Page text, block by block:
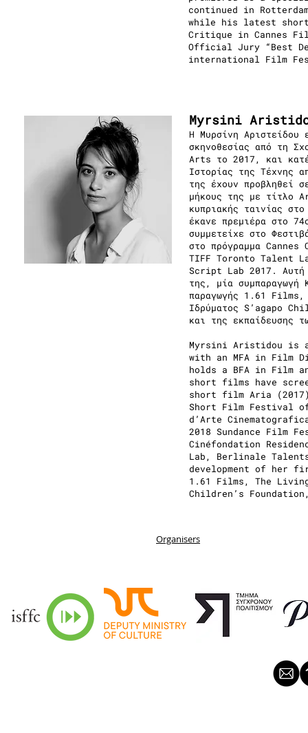
continued in
while his latest short
Critique in Cannes
Official Jury “Best
international Film
Myrsini
Η Μυρσίνη Αριστείδου
σκηνοθεσίας από τη
Arts το 2017, και
Ιστορίας της
της έχουν προβληθεί
μήκους της με τίτλο
κυπριακής ταινίας
έκανε πρεμιέρα στο
συμμετείχε στο
στο πρόγραμμα
TIFF Toronto Talent
Script Lab 2017. Αυτή
της, μία συμπαραγωγή
παραγωγής 1.61
Ιδρύματος S’agapo
και της εκπαίδευσης
Myrsini Aristidou is
with an MFA in Film
holds a BFA in Film
short films have
short film Aria
Short Film Festival
d’Arte
2018 Sundance Film
Cinéfondation
Lab, Berlinale
development of her
1.61 Films, The
Children’s
Organisers